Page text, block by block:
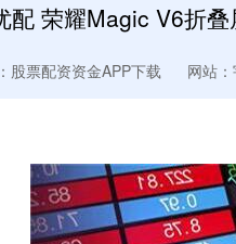
配 荣耀Magic V6折
股票配资资金APP下载 网站